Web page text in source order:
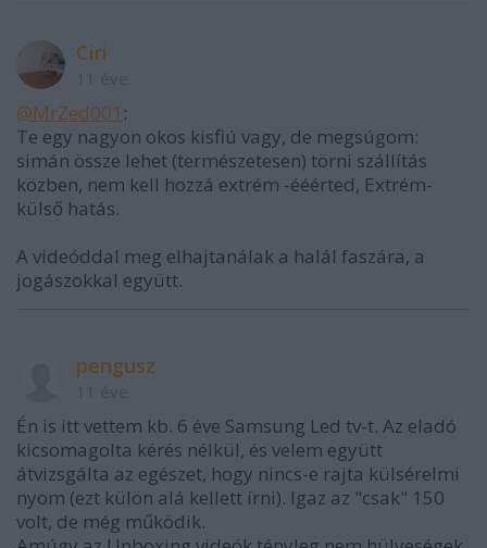
Ciri
@MrZed001 :
Te egy nagyon okos kisfiú vagy, de megsúgom:
simán össze lehet (természetesen) törni szállítás
közben, nem kell hozzá extrém -ééérted, Extrém-
külső hatás.
A videóddal meg elhajtanálak a halál faszára, a
jogászokkal együtt.
pengusz
Én is itt vettem kb. 6 éve Samsung Led tv-t. Az eladó
kicsomagolta kérés nélkül, és velem együtt
átvizsgálta az egészet, hogy nincs-e rajta külsérelmi
nyom (ezt külön alá kellett írni). Igaz az "csak" 150
volt, de még működik.